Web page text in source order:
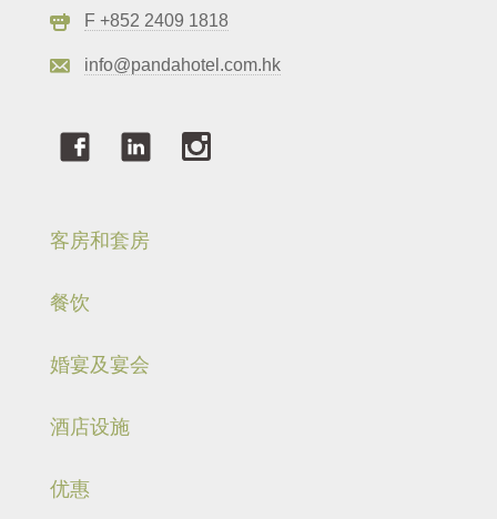
F +852 2409 1818
info@pandahotel.com.hk
客房和套房
餐饮
婚宴及宴会
酒店设施
优惠